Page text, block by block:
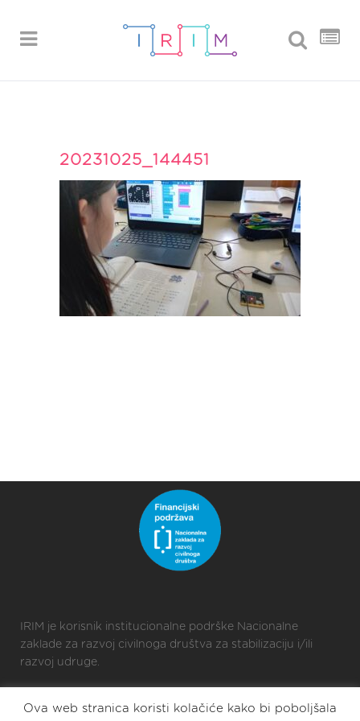
20231025_144451
IRIM je korisnik institucionalne podrške Nacionalne
zaklade za razvoj civilnoga društva za stabilizaciju i/ili
razvoj udruge.
Ova web stranica koristi kolačiće kako bi poboljšala